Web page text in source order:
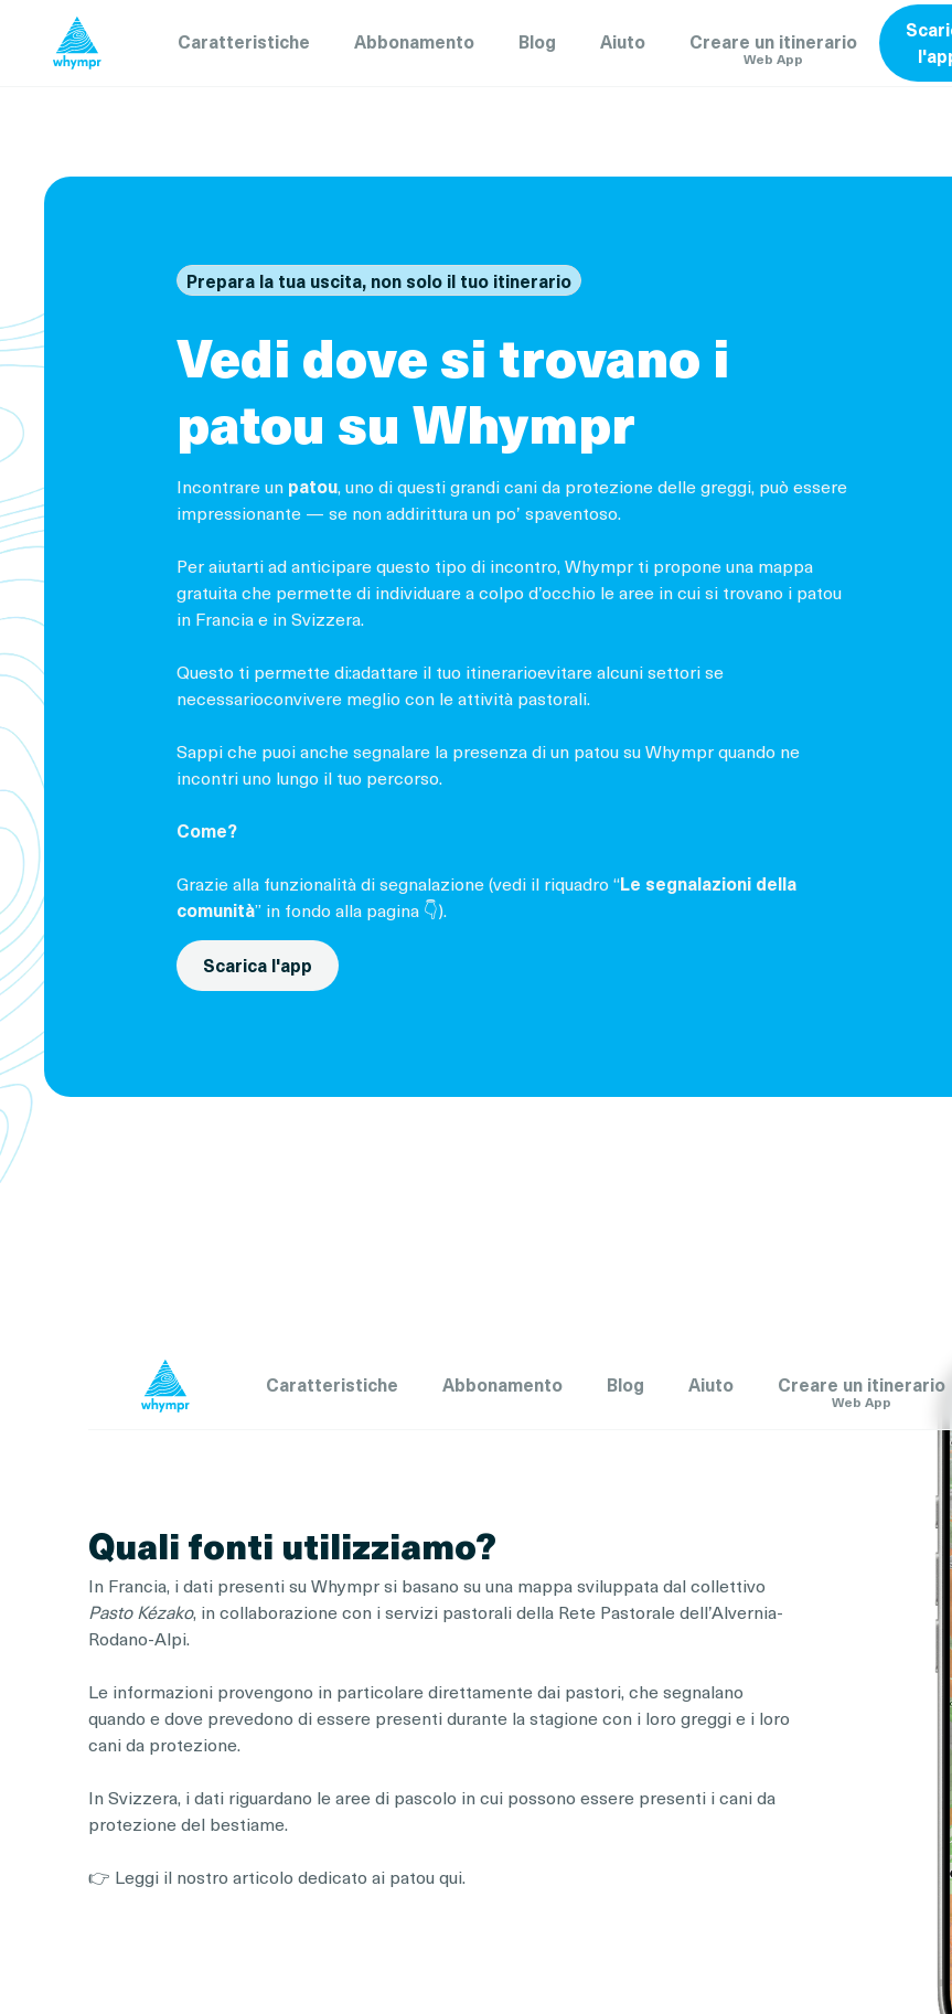
Caratteristiche Abbonamento Blog Aiuto Creare un itinerario
Web App
Prepara la tua uscita, non solo il tuo itinerario
Vedi dove si trovano i
patou su Whympr
Incontrare un patou, uno di questi grandi cani da protezione delle greggi, può essere
impressionante — se non addirittura un po’ spaventoso.
Per aiutarti ad anticipare questo tipo di incontro, Whympr ti propone una mappa
gratuita che permette di individuare a colpo d’occhio le aree in cui si trovano i patou
in Francia e in Svizzera.
Questo ti permette di:adattare il tuo itinerarioevitare alcuni settori se
necessarioconvivere meglio con le attività pastorali.
Sappi che puoi anche segnalare la presenza di un patou su Whympr quando ne
incontri uno lungo il tuo percorso.
Come?
Grazie alla funzionalità di segnalazione (vedi il riquadro “Le segnalazioni della
comunità” in fondo alla pagina 👇).
Scarica l'app
Quali fonti utilizziamo?
In Francia, i dati presenti su Whympr si basano su una mappa sviluppata dal collettivo
Pasto Kézako, in collaborazione con i servizi pastorali della Rete Pastorale dell’Alvernia-
Rodano-Alpi.
Le informazioni provengono in particolare direttamente dai pastori, che segnalano
quando e dove prevedono di essere presenti durante la stagione con i loro greggi e i loro
cani da protezione.
In Svizzera, i dati riguardano le aree di pascolo in cui possono essere presenti i cani da
protezione del bestiame.
👉 Leggi il nostro articolo dedicato ai patou qui.
Caratteristiche Abbonamento Blog Aiuto Creare un itinerario
Web App